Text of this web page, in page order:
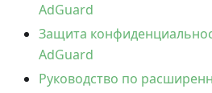
AdGuard
Защита
AdGuard
Руководство по